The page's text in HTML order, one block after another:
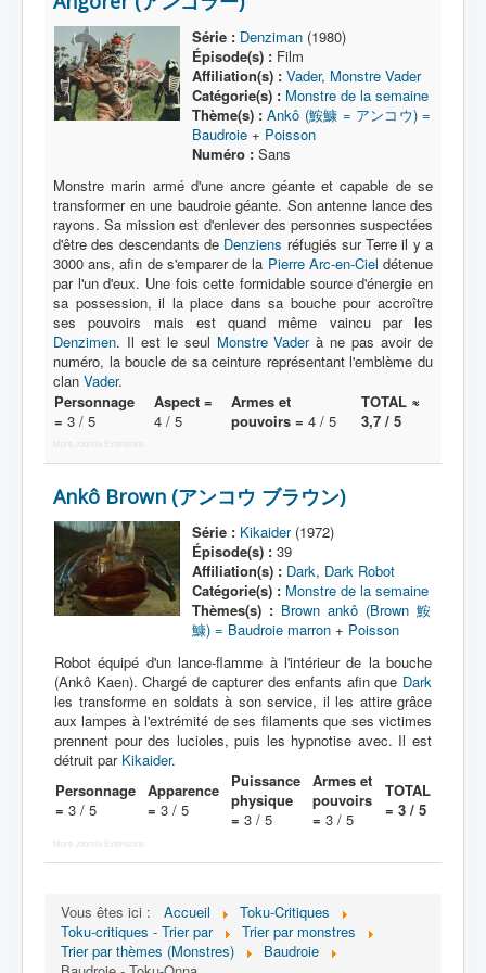
Série
Acteur
Équipe
Transformation
Équipement
Mecha
Objet
Lieu
Épisode
Référence
Générique
Protagoniste
Entourage
Antagoniste
Autre
Animal
Race
Archétype
[]
Nom
Thème
Série : Denziman(1980)
Épisode(s) :Film
Affiliation(s) : Vader, Monstre Vader
Catégorie(s) : Monstre de la semaine
Thème(s) : Ankô (鮟鱇 = アンコウ) =
Baudroie+ Poisson
Numéro :Sans
Monstre marin armé d'une ancre géante et capable de se
transformer en une baudroie géante. Son antenne lance des
rayons. Sa mission est d'enlever des personnes suspectées
d'être des descendants de Denziens réfugiés sur Terre il y a
3000 ans, afin de s'emparer de la Pierre Arc-en-Ciel détenue
par l'un d'eux. Une fois cette formidable source d'énergie en
sa possession, il la place dans sa bouche pour accroître
ses pouvoirs mais est quand même vaincu par les
Denzimen. Il est le seul Monstre Vaderà ne pas avoir de
numéro, la boucle de sa ceinture représentant l'emblème du
clan Vader.
Personnage
= 3 / 5
Aspect =
4 / 5
Armes et
pouvoirs = 4 / 5
TOTAL ≈
3,7 / 5
More Joomla Extensions
Ankô Brown (アンコウ ブラウン)
Série : Kikaider(1972)
Épisode(s) :39
Affiliation(s) : Dark, Dark Robot
Catégorie(s) : Monstre de la semaine
Thèmes(s) : Brown ankô (Brown 鮟
鱇) = Baudroie marron+ Poisson
Robot équipé d'un lance-flamme à l'intérieur de la bouche
(Ankô Kaen). Chargé de capturer des enfants afin que Dark
les transforme en soldats à son service, il les attire grâce
aux lampes à l'extrémité de ses filaments que ses victimes
prennent pour des lucioles, puis les hypnotise avec. Il est
détruit par Kikaider.
Personnage
= 3 / 5
Apparence
= 3 / 5
Puissance
physique
= 3 / 5
Armes et
pouvoirs
= 3 / 5
TOTAL
= 3 / 5
More Joomla Extensions
Vous êtes ici : Accueil
Toku-Critiques
Toku-critiques - Trier par
Trier par monstres
Trier par thèmes (Monstres)
Baudroie